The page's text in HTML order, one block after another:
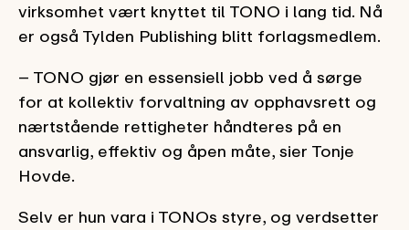
virksomhet vært knyttet til TONO i lang tid. Nå
er også Tylden Publishing blitt forlagsmedlem.
– TONO gjør en essensiell jobb ved å sørge
for at kollektiv forvaltning av opphavsrett og
nærtstående rettigheter håndteres på en
ansvarlig, effektiv og åpen måte, sier Tonje
Hovde.
Selv er hun vara i TONOs styre, og verdsetter